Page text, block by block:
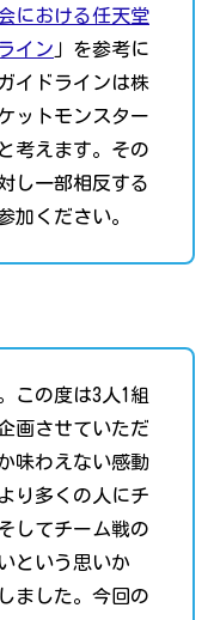
における任天堂
イン 」を参考に
イドラインは株
ットモンスター
考えます。その
し一部相反する
加ください。
この度は3人1組
画させていただ
味わえない感動
り多くの人にチ
してチーム戦の
という思いか
ました。今回の